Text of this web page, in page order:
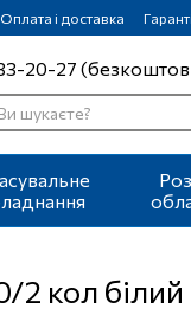
Оплата і доставка
20-27
2 кол